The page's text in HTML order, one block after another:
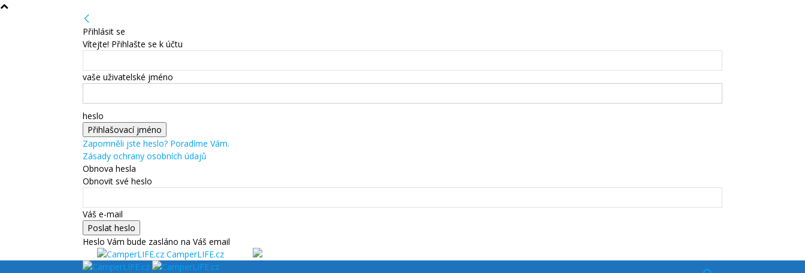
Přihlásit se
Vítejte! Přihlašte se k účtu
vaše uživatelské jméno
heslo
Zapomněli jste heslo? Poradíme Vám.
Zásady ochrany osobních údajů
Obnova hesla
Obnovit své heslo
Váš e-mail
Heslo Vám bude zasláno na Váš email
CamperLIFE.cz